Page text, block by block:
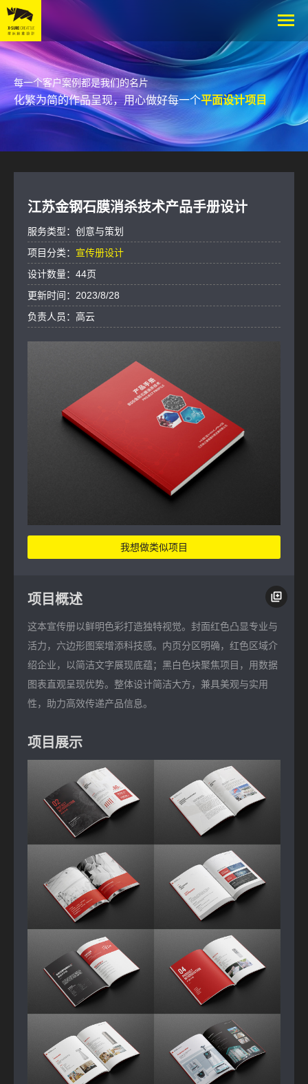
每一个客户案例都是我们的名片
化繁为简的作品呈现，用心做好每一个平面设计项目
江苏金钢石膜消杀技术产品手册设计
服务类型：创意与策划
项目分类： 宣传册设计
设计数量：44页
更新时间：‎2023‎/‎8‎/‎28
负责人员：高云
我想做类似项目
项目概述
这本宣传册以鲜明色彩打造独特视觉。封面红色凸显专业与
活力，六边形图案增添科技感。内页分区明确，红色区域介
绍企业，以简洁文字展现底蕴；黑白色块聚焦项目，用数据
图表直观呈现优势。整体设计简洁大方，兼具美观与实用
性，助力高效传递产品信息。
项目展示